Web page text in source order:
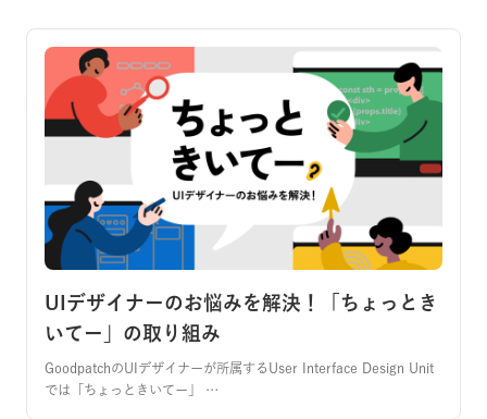
UIデザイナーのお悩みを解決！「ちょっとき
いてー」の取り組み
GoodpatchのUIデザイナーが所属するUser Interface Design Unit
では「ちょっときいてー」 …